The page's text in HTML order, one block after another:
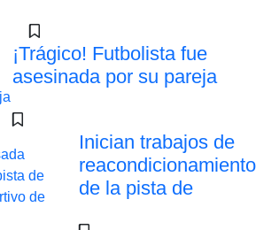
¡Trágico! Futbolista fue
asesinada por su pareja
Inician trabajos de
reacondicionamiento
de la pista de